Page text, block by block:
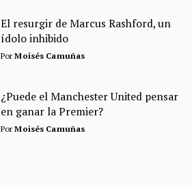
El resurgir de Marcus Rashford, un
ídolo inhibido
PorMoisés Camuñas
¿Puede el Manchester United pensar
en ganar la Premier?
PorMoisés Camuñas